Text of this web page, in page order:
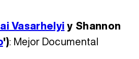
Vasarhelyiy Shannon
'): Mejor Documental